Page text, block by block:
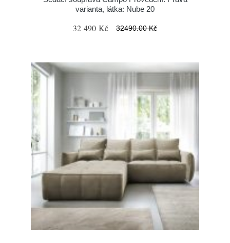
varianta, látka: Nube 20
32 490 Kč 32490.00 Kč